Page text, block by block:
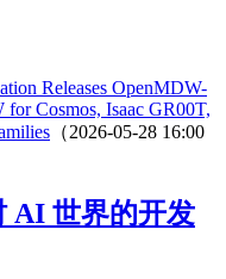
Releases OpenMDW-
Cosmos, Isaac GR00T,
（2026-05-28 16:00
AI 世界的开发